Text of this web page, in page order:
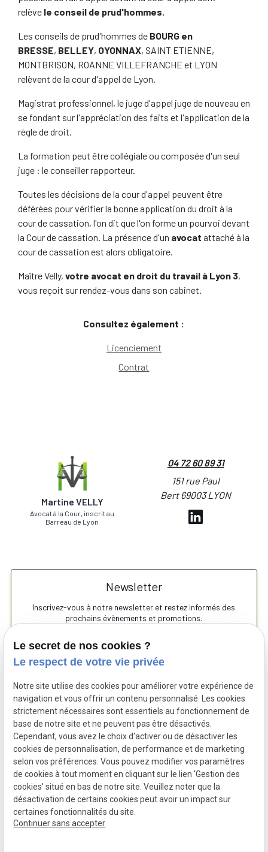
relève le conseil de prud'hommes.
Les conseils de prud'hommes de BOURG en
BRESSE, BELLEY, OYONNAX, SAINT ETIENNE,
MONTBRISON, ROANNE VILLEFRANCHE et LYON
relèvent de la cour d'appel de Lyon.
Magistrat professionnel, le juge d'appel juge de nouveau en
se fondant sur l'appréciation des faits et l'application de la
règle de droit.
La formation peut être collégiale ou composée d'un seul
juge : le conseiller rapporteur.
Toutes les décisions de la cour d'appel peuvent être
déférées pour vérifier la bonne application du droit à la
cour de cassation, l'on dit que l'on forme un pourvoi devant
la Cour de cassation. La présence d'un avocat attaché à la
cour de cassation est alors obligatoire.
Maître Velly, votre avocat en droit du travail à Lyon 3,
vous reçoit sur rendez-vous dans son cabinet.
Consultez également :
Licenciement
Contrat
Martine VELLY
Avocat à la Cour, inscrit au
Barreau de Lyon
04 72 60 89 31
151 rue Paul
Bert 69003 LYON
Newsletter
Inscrivez-vous à notre newsletter et restez informés des
prochains évènements et promotions.
Mentions légales
Politique de
confidentialité
Gestion
des
cookies
Plan du site
Siret :38424534600059
Le secret de nos cookies ?
Le respect de votre vie privée
Notre site utilise des cookies pour améliorer votre expérience de
navigation et vous offrir un contenu personnalisé. Les cookies
strictement nécessaires sont essentiels au fonctionnement de
base de notre site et ne peuvent pas être désactivés.
Cependant, vous avez le choix d'activer ou de désactiver les
cookies de personnalisation, de performance et de marketing
selon vos préférences. Vous pouvez modifier vos paramètres
de cookies à tout moment en cliquant sur le lien 'Gestion des
cookies' situé en bas de notre site. Veuillez noter que la
désactivation de certains cookies peut avoir un impact sur
certaines fonctionnalités du site.
Continuer sans accepter